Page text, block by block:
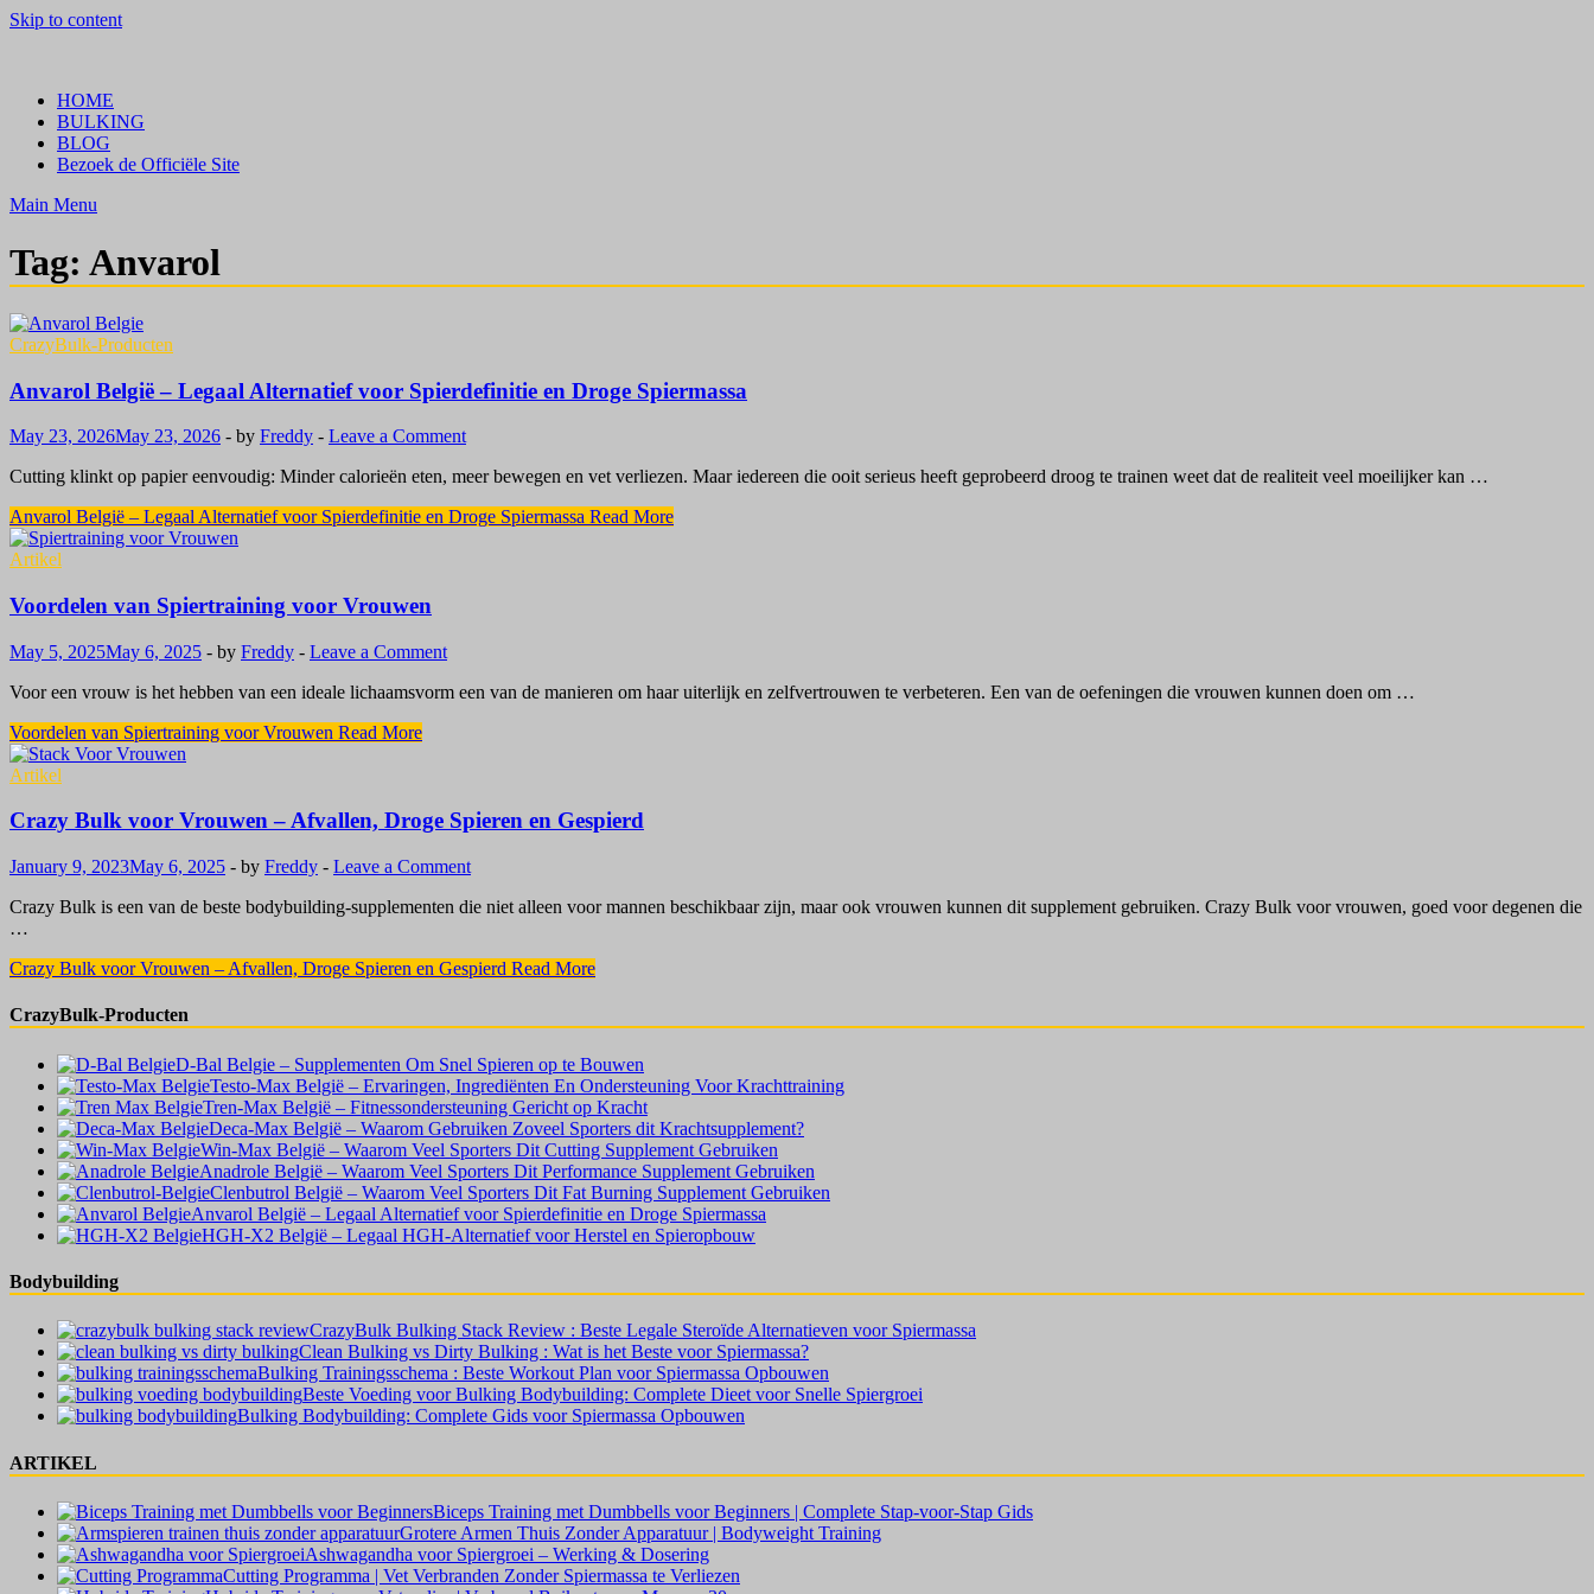
Skip to content
HOME
BULKING
BLOG
Bezoek de Officiële Site
Main Menu
Tag: Anvarol
CrazyBulk-Producten
Anvarol België – Legaal Alternatief voor Spierdefinitie en Droge Spiermassa
May 23, 2026May 23, 2026 - by Freddy - Leave a Comment
Cutting klinkt op papier eenvoudig: Minder calorieën eten, meer bewegen en vet verliezen. Maar iedereen die ooit serieus heeft geprobeerd droog te trainen weet dat de realiteit veel moeilijker kan …
Anvarol België – Legaal Alternatief voor Spierdefinitie en Droge Spiermassa Read More
Artikel
Voordelen van Spiertraining voor Vrouwen
May 5, 2025May 6, 2025 - by Freddy - Leave a Comment
Voor een vrouw is het hebben van een ideale lichaamsvorm een van de manieren om haar uiterlijk en zelfvertrouwen te verbeteren. Een van de oefeningen die vrouwen kunnen doen om …
Voordelen van Spiertraining voor Vrouwen Read More
Artikel
Crazy Bulk voor Vrouwen – Afvallen, Droge Spieren en Gespierd
January 9, 2023May 6, 2025 - by Freddy - Leave a Comment
Crazy Bulk is een van de beste bodybuilding-supplementen die niet alleen voor mannen beschikbaar zijn, maar ook vrouwen kunnen dit supplement gebruiken. Crazy Bulk voor vrouwen, goed voor degenen die
…
Crazy Bulk voor Vrouwen – Afvallen, Droge Spieren en Gespierd Read More
CrazyBulk-Producten
D-Bal Belgie – Supplementen Om Snel Spieren op te Bouwen
Testo-Max België – Ervaringen, Ingrediënten En Ondersteuning Voor Krachttraining
Tren-Max België – Fitnessondersteuning Gericht op Kracht
Deca-Max België – Waarom Gebruiken Zoveel Sporters dit Krachtsupplement?
Win-Max België – Waarom Veel Sporters Dit Cutting Supplement Gebruiken
Anadrole België – Waarom Veel Sporters Dit Performance Supplement Gebruiken
Clenbutrol België – Waarom Veel Sporters Dit Fat Burning Supplement Gebruiken
Anvarol België – Legaal Alternatief voor Spierdefinitie en Droge Spiermassa
HGH-X2 België – Legaal HGH-Alternatief voor Herstel en Spieropbouw
Bodybuilding
CrazyBulk Bulking Stack Review : Beste Legale Steroïde Alternatieven voor Spiermassa
Clean Bulking vs Dirty Bulking : Wat is het Beste voor Spiermassa?
Bulking Trainingsschema : Beste Workout Plan voor Spiermassa Opbouwen
Beste Voeding voor Bulking Bodybuilding: Complete Dieet voor Snelle Spiergroei
Bulking Bodybuilding: Complete Gids voor Spiermassa Opbouwen
ARTIKEL
Biceps Training met Dumbbells voor Beginners | Complete Stap-voor-Stap Gids
Grotere Armen Thuis Zonder Apparatuur | Bodyweight Training
Ashwagandha voor Spiergroei – Werking & Dosering
Cutting Programma | Vet Verbranden Zonder Spiermassa te Verliezen